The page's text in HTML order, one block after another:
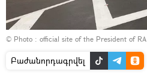
© Photo : official site of the President of RA
Բաժանորդագրվել